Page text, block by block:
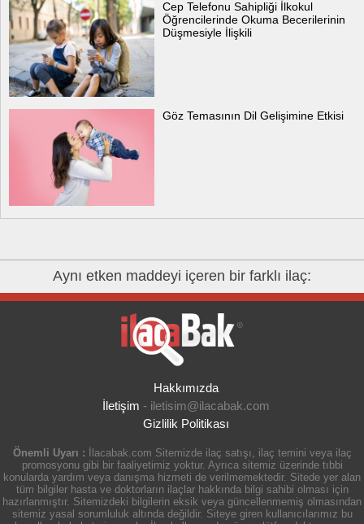
Cep Telefonu Sahipliği İlkokul
Öğrencilerinde Okuma Becerilerinin
Düşmesiyle İlişkili
Göz Temasının Dil Gelişimine Etkisi
Aynı etken maddeyi içeren bir farklı ilaç:
Hakkımızda
İletişim - iletisim@ilacabak.com
Gizlilik Politikası
Önemli Uyarı :
İlacabak.com Sitemizde ilaç satışı, ilaç temini veya ilaç
promosyonu gibi bir faaliyetimiz yoktur. Ayrıca sitemiz üzerinde tıbbi
konularda yardım veya danışma hizmeti de verilmemektedir. Sitede yer alan
tüm bilgiler hasta ve doktorların ilaçlar hakkında bilgi sahibi olması için
hazırlanmıştır. Sitemizdeki bilgilerin eksik veya güncellenmemiş olmasından
sitemiz yasal sorumluluk altında değildir. Siteye giren kullanıcılarımız bu